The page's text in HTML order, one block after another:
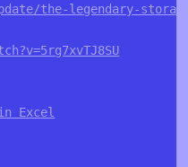
the-legendary-
Excel